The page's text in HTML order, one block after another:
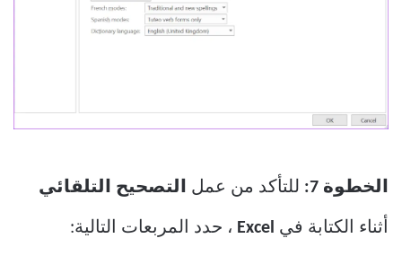
الخطوة 7: للتأكد من عمل التصحيح التلقائي
أثناء الكتابة في Excel ، حدد المربعات التالية: